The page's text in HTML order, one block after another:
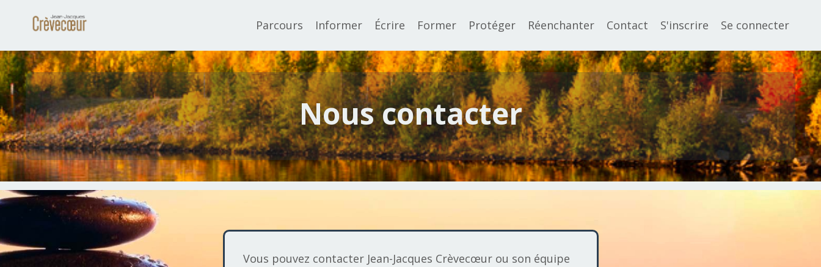
Parcours Informer Écrire Former Protéger Réenchanter Contact S'inscrire Se connecter
Nous contacter
Vous pouvez contacter Jean-Jacques Crèvecœur ou son équipe